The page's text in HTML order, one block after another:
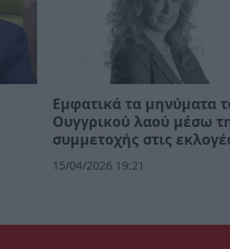
Εμφατικά τα μηνύματα
Ουγγρικού λαού μέσω
συμμετοχής στις
15/04/2026 19:21